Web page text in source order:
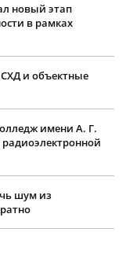
новый этап
в рамках
и объектные
имени А. Г.
радиоэлектронной
шум из